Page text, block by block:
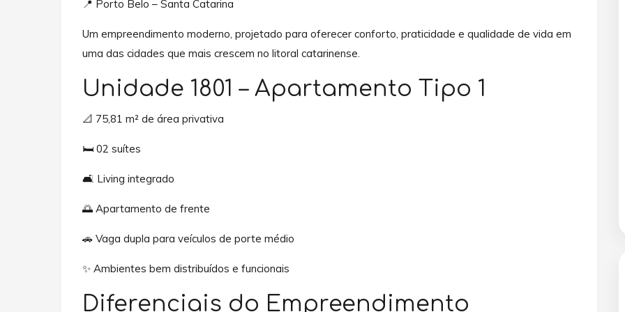
📍 Porto Belo – Santa Catarina
Um empreendimento moderno, projetado para oferecer conforto, praticidade e qualidade de vida em
uma das cidades que mais crescem no litoral catarinense.
Unidade 1801 – Apartamento Tipo 1
📐 75,81 m² de área privativa
🛏️ 02 suítes
🛋️ Living integrado
🌅 Apartamento de frente
🚗 Vaga dupla para veículos de porte médio
✨ Ambientes bem distribuídos e funcionais
Diferenciais do Empreendimento